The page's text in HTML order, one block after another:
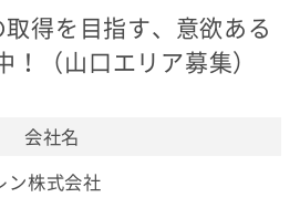
取得を目指す、意欲ある
！（山口エリア募集）
会社名
ン株式会社